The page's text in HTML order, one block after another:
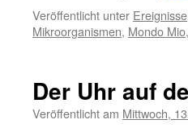
Veröffentlicht unter Ereignisse
Mikroorganismen, Mondo Mio,
Der Uhr auf
Veröffentlicht am Mittwoch,